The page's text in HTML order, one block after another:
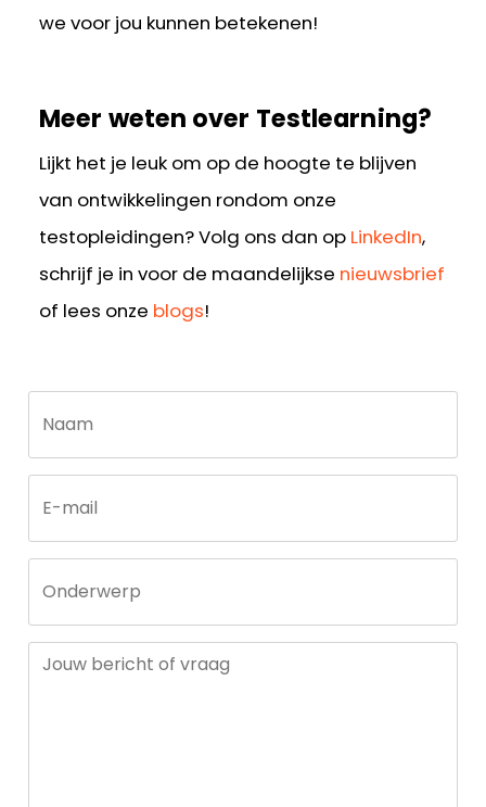
we voor jou kunnen betekenen!
Meer weten over Testlearning?
Lijkt het je leuk om op de hoogte te blijven
van ontwikkelingen rondom onze
testopleidingen? Volg ons dan op LinkedIn,
schrijf je in voor de maandelijkse nieuwsbrief
of lees onze blogs!
Call
back
by
fax
Naam
E-mail
Onderwerp
Jouw bericht of vraag